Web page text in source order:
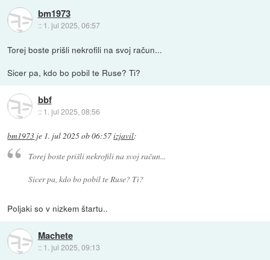
bm1973
:: 1. jul 2025, 06:57
Torej boste prišli nekrofili na svoj račun...
Sicer pa, kdo bo pobil te Ruse? Ti?
bbf
:: 1. jul 2025, 08:56
bm1973 je 1. jul 2025 ob 06:57izjavil:
Torej boste prišli nekrofili na svoj račun...
Sicer pa, kdo bo pobil te Ruse? Ti?
Poljaki so v nizkem štartu..
Machete
:: 1. jul 2025, 09:13